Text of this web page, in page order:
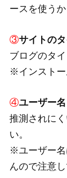
ースを使うか
③サイトの
ブログのタ
※インストー
④ユーザー名
推測されに
い。
※ユーザー名
んので注意し